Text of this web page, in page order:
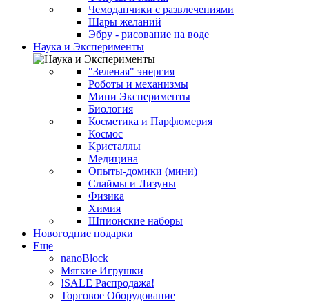
Чемоданчики с развлечениями
Шары желаний
Эбру - рисование на воде
Наука и Эксперименты
"Зеленая" энергия
Роботы и механизмы
Мини Эксперименты
Биология
Косметика и Парфюмерия
Космос
Кристаллы
Медицина
Опыты-домики (мини)
Слаймы и Лизуны
Физика
Химия
Шпионские наборы
Новогодние подарки
Еще
nanoBlock
Мягкие Игрушки
!SALE Распродажа!
Торговое Оборудование